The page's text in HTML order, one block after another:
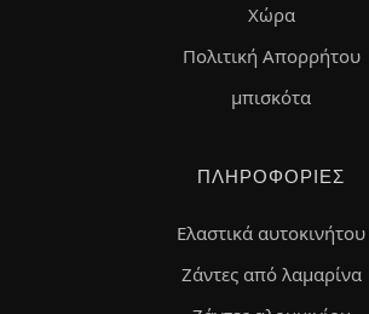
Χώρα
Πολιτική Απορρήτου
μπισκότα
ΠΛΗΡΟΦΟΡΊΕΣ
Ελαστικά αυτοκινήτου
Ζάντες από λαμαρίνα